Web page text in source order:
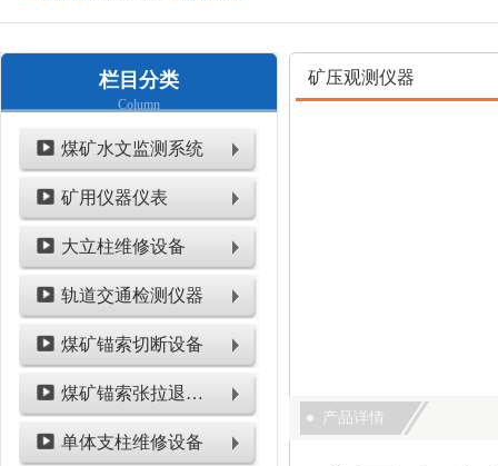
栏目分类
Column
煤矿水文监测系统
矿用仪器仪表
大立柱维修设备
轨道交通检测仪器
煤矿锚索切断设备
煤矿锚索张拉退锚设备
单体支柱维修设备
矿压观测仪器
产品详情